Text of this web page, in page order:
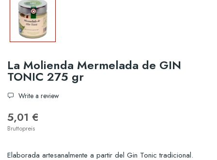
La Molienda Mermelada de GIN
TONIC 275 gr
Write a review
5,01 €
Bruttopreis
Elaborada artesanalmente a partir del Gin Tonic tradicional.